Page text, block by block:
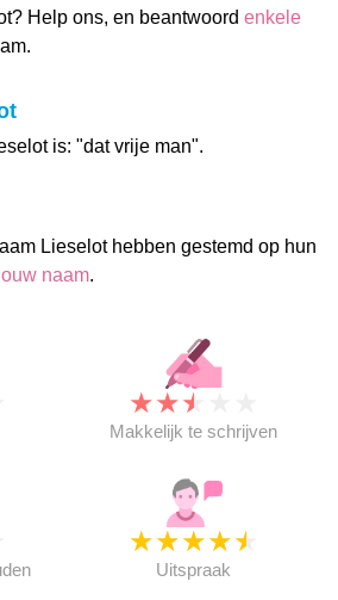
Help ons, en beantwoord enkele
is: "dat vrije man".
Lieselot hebben gestemd op hun
naam.
★★★
Makkelijk te schrijven
★★★★★
Uitspraak